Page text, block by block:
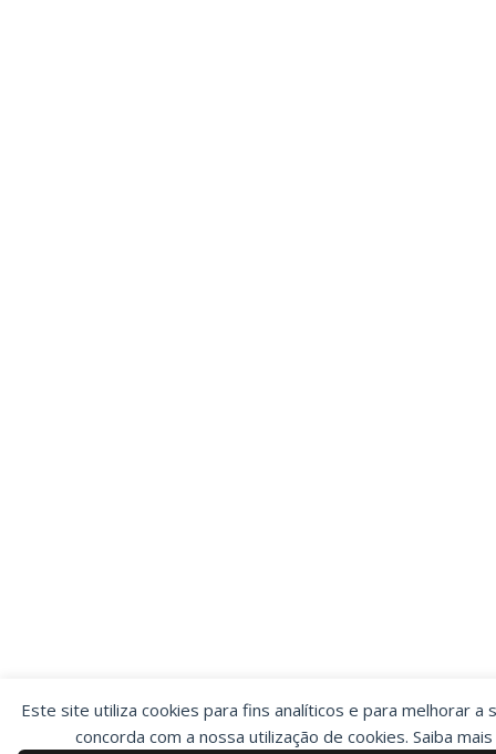
Este site utiliza cookies para fins analíticos e para melhorar a
concorda com a nossa utilização de cookies. Saiba